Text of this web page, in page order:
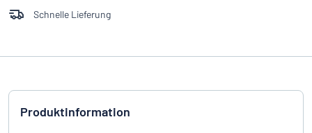
Schnelle Lieferung
Produktinformation